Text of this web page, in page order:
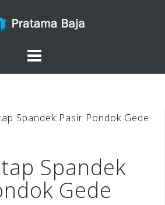
Spandek Pasir Pondok Gede
Spandek
Gede